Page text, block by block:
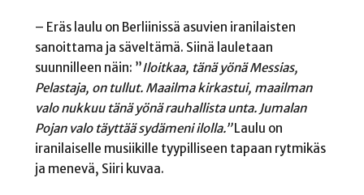
– Eräs laulu on Berliinissä asuvien iranilaisten
sanoittama ja säveltämä. Siinä lauletaan
suunnilleen näin: ”Iloitkaa, tänä yönä Messias,
Pelastaja, on tullut. Maailma kirkastui, maailman
valo nukkuu tänä yönä rauhallista unta. Jumalan
Pojan valo täyttää sydämeni ilolla.” Laulu on
iranilaiselle musiikille tyypilliseen tapaan rytmikäs
ja menevä, Siiri kuvaa.